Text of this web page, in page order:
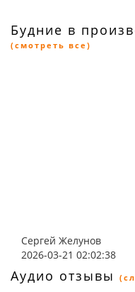
Будние в
(смотреть все)
Сергей Желунов
2026-03-21 02:02:38
Аудио отзывы